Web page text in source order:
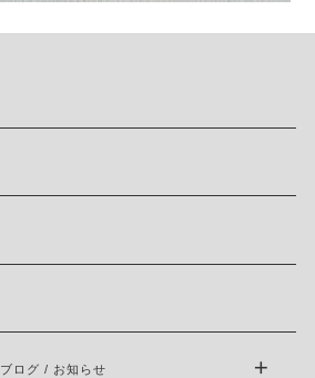
ブログ / お知らせ